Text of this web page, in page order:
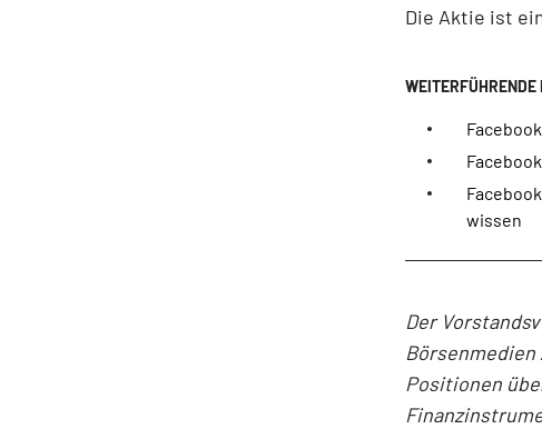
Die Aktie ist
wissen
Der
Positionen